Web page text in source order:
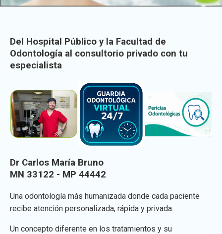
Del Hospital Público y la Facultad de
Odontología al consultorio privado con tu
especialista
Dr Carlos María Bruno
MN 33122 - MP 44442
Una odontología más humanizada donde cada paciente
recibe atención personalizada, rápida y privada.
Un concepto diferente en los tratamientos y su